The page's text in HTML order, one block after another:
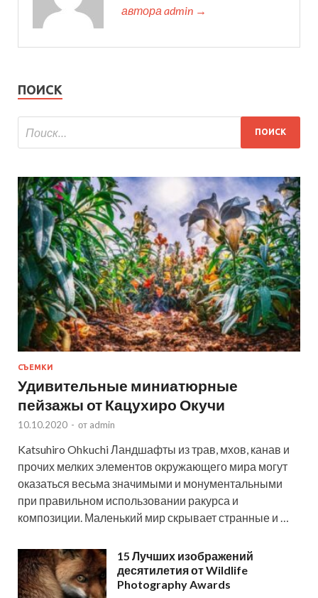
автора admin →
ПОИСК
СЪЕМКИ
Удивительные миниатюрные
пейзажы от Кацухиро Окучи
10.10.2020 - от admin
Katsuhiro Ohkuchi Ландшафты из трав, мхов, канав и
прочих мелких элементов окружающего мира могут
оказаться весьма значимыми и монументальными
при правильном использовании ракурса и
композиции. Маленький мир скрывает странные и …
15 Лучших изображений
десятилетия от Wildlife
Photography Awards